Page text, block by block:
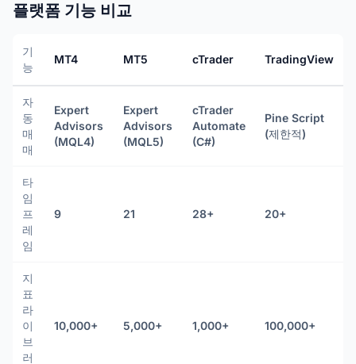
플랫폼 기능 비교
기
능
MT4 MT5 cTrader TradingView
자
동
매
매
Expert
Advisors
(MQL4)
Expert
Advisors
(MQL5)
cTrader
Automate
(C#)
Pine Script
(제한적)
타
임
프
레
임
9 21 28+ 20+
지
표
라
이
브
러
10,000+ 5,000+ 1,000+ 100,000+